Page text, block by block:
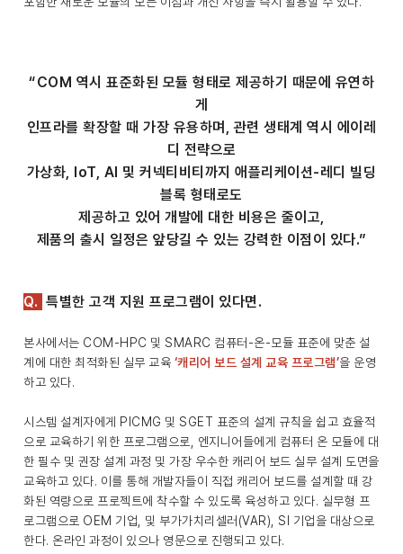
“COM 역시 표준화된 모듈 형태로 제공하기 때문에 유연하
게
인프라를 확장할 때 가장 유용하며, 관련 생태계 역시 에이레
디 전략으로
가상화, IoT, AI 및 커넥티비티까지 애플리케이션-레디 빌딩
블록 형태로도
제공하고 있어 개발에 대한 비용은 줄이고,
제품의 출시 일정은 앞당길 수 있는 강력한 이점이 있다.”
Q. 특별한 고객 지원 프로그램이 있다면.
본사에서는 COM-HPC 및 SMARC 컴퓨터-온-모듈 표준에 맞춘 설
계에 대한 최적화된 실무 교육 ‘캐리어 보드 설계 교육 프로그램’을 운영
하고 있다.
시스템 설계자에게 PICMG 및 SGET 표준의 설계 규칙을 쉽고 효율적
으로 교육하기 위한 프로그램으로, 엔지니어들에게 컴퓨터 온 모듈에 대
한 필수 및 권장 설계 과정 및 가장 우수한 캐리어 보드 실무 설계 도면을
교육하고 있다. 이를 통해 개발자들이 직접 캐리어 보드를 설계할 때 강
화된 역량으로 프로젝트에 착수할 수 있도록 육성하고 있다. 실무형 프
로그램으로 OEM 기업, 및 부가가치리셀러(VAR), SI 기업을 대상으로
한다. 온라인 과정이 있으나 영문으로 진행되고 있다.